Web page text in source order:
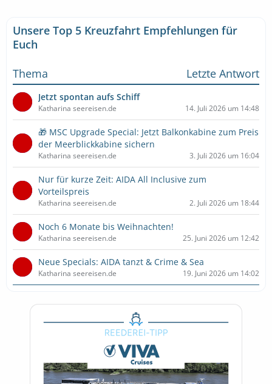
Unsere Top 5 Kreuzfahrt Empfehlungen für
Euch
Thema
Letzte Antwort
Jetzt spontan aufs Schiff
Katharina seereisen.de 14. Juli 2026 um 14:48
🎁 MSC Upgrade Special: Jetzt Balkonkabine zum Preis
der Meerblickkabine sichern
Katharina seereisen.de 3. Juli 2026 um 16:04
Nur für kurze Zeit: AIDA All Inclusive zum
Vorteilspreis
Katharina seereisen.de 2. Juli 2026 um 18:44
Noch 6 Monate bis Weihnachten!
Katharina seereisen.de 25. Juni 2026 um 12:42
Neue Specials: AIDA tanzt & Crime & Sea
Katharina seereisen.de 19. Juni 2026 um 14:02